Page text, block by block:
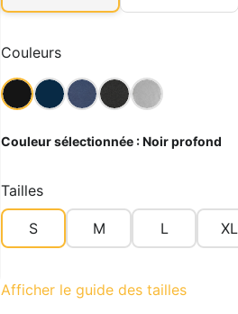
Couleurs
Couleur sélectionnée :Noir profond
Tailles
S M L XL
Afficher le guide des tailles